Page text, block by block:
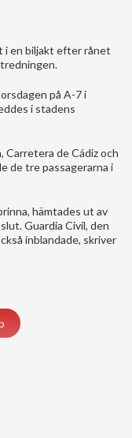
i en biljakt efter rånet
på A-7 i
i stadens
Carretera de Cádiz och
de tre passagerarna i
hämtades ut av
Guardia Civil, den
inblandade, skriver